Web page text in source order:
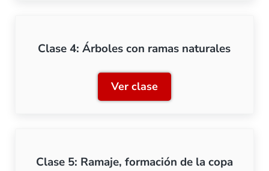
Clase 4: Árboles con ramas naturales
Ver claseClase 4: Árboles con
Clase 5: Ramaje, formación de la copa